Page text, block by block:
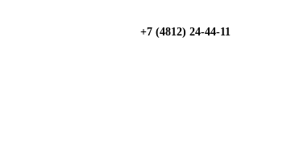
+7 (4812) 24-44-11